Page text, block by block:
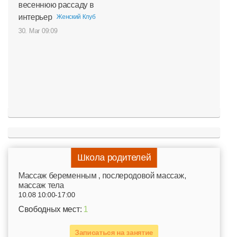
весеннюю рассаду в
интерьер
Женский Клуб
30. Mar 09:09
Школа родителей
Mассаж беременным , послеродовой массаж,
массаж тела
10.08 10:00-17:00
Свободных мест: 1
Записаться на занятие